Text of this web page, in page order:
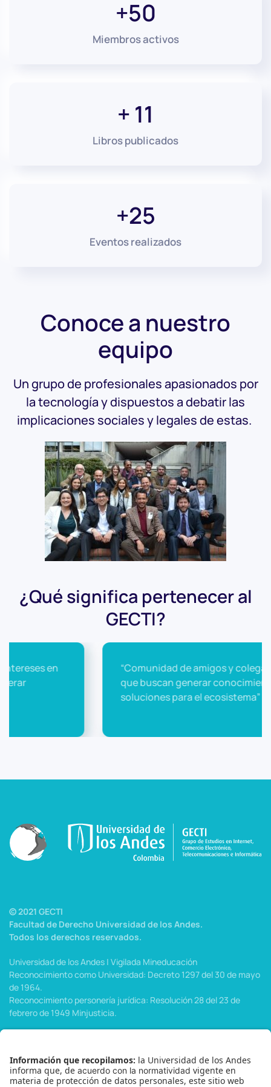
+50
Miembros activos
+ 11
Libros publicados
+25
Eventos realizados
Conoce a nuestro
equipo
Un grupo de profesionales apasionados por
la tecnología y dispuestos a debatir las
implicaciones sociales y legales de estas.
¿Qué significa pertenecer al
GECTI?
“Comunidad de amigos y colegas profesionales
que buscan generar conocimiento en busca de
soluciones para el ecosistema”
© 2021 GECTI
Facultad de Derecho Universidad de los Andes.
Todos los derechos reservados.
Universidad de los Andes | Vigilada Mineducación
Reconocimiento como Universidad: Decreto 1297 del 30 de mayo
de 1964.
Reconocimiento personería jurídica: Resolución 28 del 23 de
febrero de 1949 Minjusticia.